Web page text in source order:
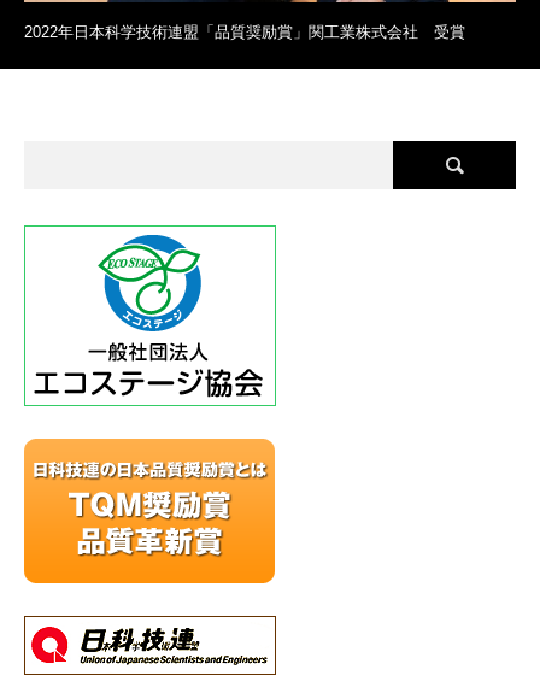
2022年日本科学技術連盟「品質奨励賞」関工業株式会社 受賞